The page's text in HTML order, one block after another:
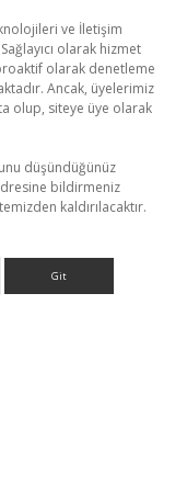
ve İletişim
olarak hizmet
olarak denetleme
Ancak, üyelerimiz
olup, siteye üye olarak
düşündüğünüz
bildirmeniz
kaldırılacaktır.